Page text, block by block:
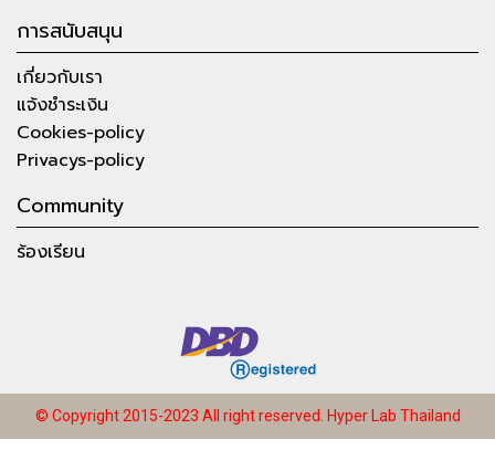
การสนับสนุน
เกี่ยวกับเรา
แจ้งชำระเงิน
Cookies-policy
Privacys-policy
Community
ร้องเรียน
© Copyright 2015-2023 All right reserved. Hyper Lab Thailand